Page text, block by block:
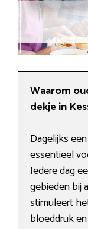
Waarom
dekje in
Dagelijks
essentieel
Iedere dag
gebieden bij
stimuleert
bloeddruk